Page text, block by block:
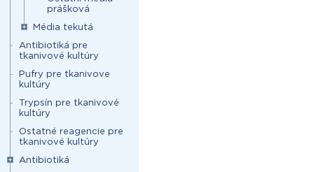
prášková
Média tekutá
Antibiotiká pre
tkanivové kultúry
Pufry pre tkanivove
kultúry
Trypsín pre tkanivové
kultúry
Ostatné reagencie pre
tkanivové kultúry
Antibiotiká